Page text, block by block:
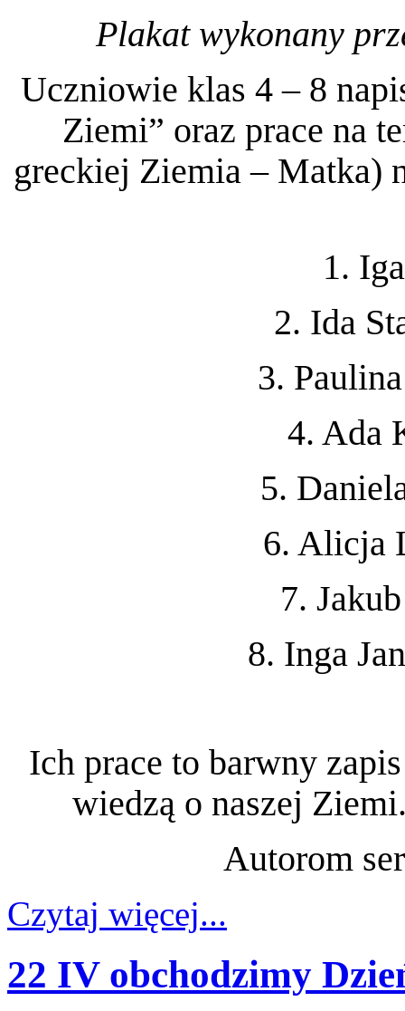
Plakat wykonany
Uczniowie klas 4 – 8
Ziemi” oraz prace na
greckiej Ziemia – Matka)
1.
2. Ida
3.
4. Ada
5.
6. Alicja
7.
8. Inga
Ich prace to barwny
wiedzą o naszej
Autorom
Czytaj więcej...
22 IV obchodzimy